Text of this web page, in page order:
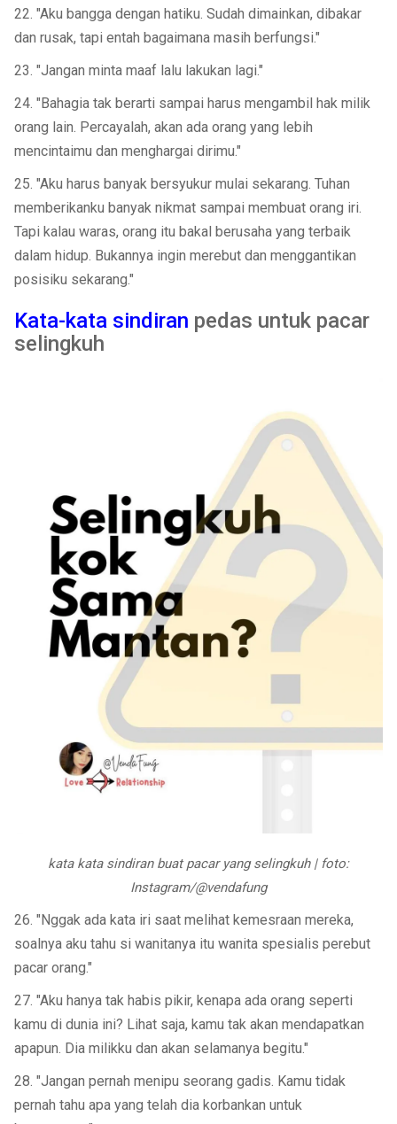
22. "Aku bangga dengan hatiku. Sudah dimainkan, dibakar
dan rusak, tapi entah bagaimana masih berfungsi."
23. "Jangan minta maaf lalu lakukan lagi."
24. "Bahagia tak berarti sampai harus mengambil hak milik
orang lain. Percayalah, akan ada orang yang lebih
mencintaimu dan menghargai dirimu."
25. "Aku harus banyak bersyukur mulai sekarang. Tuhan
memberikanku banyak nikmat sampai membuat orang iri.
Tapi kalau waras, orang itu bakal berusaha yang terbaik
dalam hidup. Bukannya ingin merebut dan menggantikan
posisiku sekarang."
Kata-kata sindiran pedas untuk pacar
selingkuh
kata kata sindiran buat pacar yang selingkuh | foto:
Instagram/@vendafung
26. "Nggak ada kata iri saat melihat kemesraan mereka,
soalnya aku tahu si wanitanya itu wanita spesialis perebut
pacar orang."
27. "Aku hanya tak habis pikir, kenapa ada orang seperti
kamu di dunia ini? Lihat saja, kamu tak akan mendapatkan
apapun. Dia milikku dan akan selamanya begitu."
28. "Jangan pernah menipu seorang gadis. Kamu tidak
pernah tahu apa yang telah dia korbankan untuk